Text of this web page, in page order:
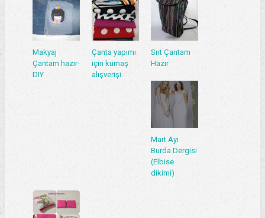
Makyaj
Çantam hazır-
DIY
Çanta yapımı
için kumaş
alışverişi
Sırt Çantam
Hazır
Mart Ayı
Burda Dergisi
(Elbise
dikimi)